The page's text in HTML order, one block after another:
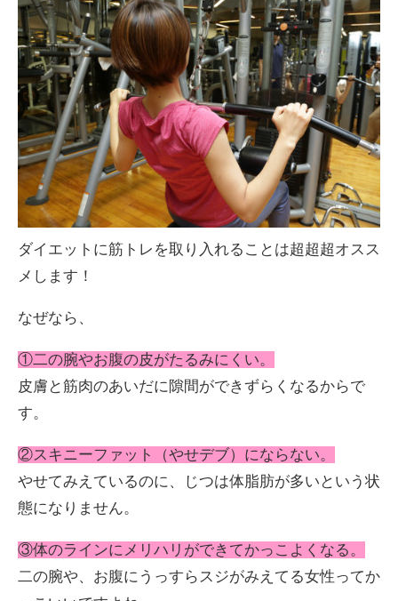
ダイエットに筋トレを取り入れることは超超超オスス
メします！
なぜなら、
①二の腕やお腹の皮がたるみにくい。
皮膚と筋肉のあいだに隙間ができずらくなるからで
す。
②スキニーファット（やせデブ）にならない。
やせてみえているのに、じつは体脂肪が多いという状
態になりません。
③体のラインにメリハリができてかっこよくなる。
二の腕や、お腹にうっすらスジがみえてる女性ってか